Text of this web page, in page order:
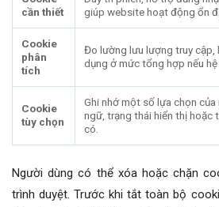
cần thiết
giúp website hoạt động ổn
Cookie
phân
tích
Đo lường lưu lượng truy cập,
dụng ở mức tổng hợp nếu
Cookie
tùy chọn
Ghi nhớ một số lựa chọn
ngữ, trạng thái hiển thị hoặc
có.
Người dùng có thể xóa hoặc chặn
trình duyệt. Trước khi tắt toàn bộ